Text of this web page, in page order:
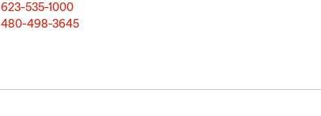
623-535-1000
480-498-3645